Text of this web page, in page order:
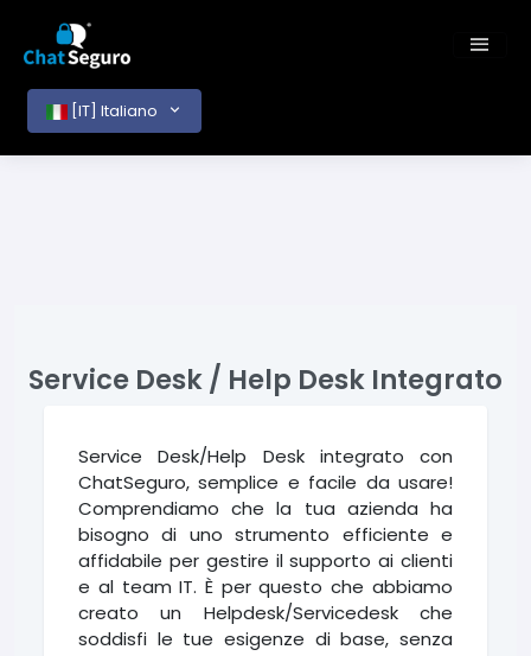
[IT] Italiano
Service Desk / Help Desk Integrato
Service Desk/Help Desk integrato con
ChatSeguro, semplice e facile da usare!
Comprendiamo che la tua azienda ha
bisogno di uno strumento efficiente e
affidabile per gestire il supporto ai clienti
e al team IT. È per questo che abbiamo
creato un Helpdesk/Servicedesk che
soddisfi le tue esigenze di base, senza